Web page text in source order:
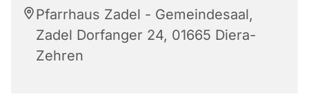
Pfarrhaus Zadel - Gemeindesaal,
Zadel Dorfanger 24, 01665 Diera-
Zehren